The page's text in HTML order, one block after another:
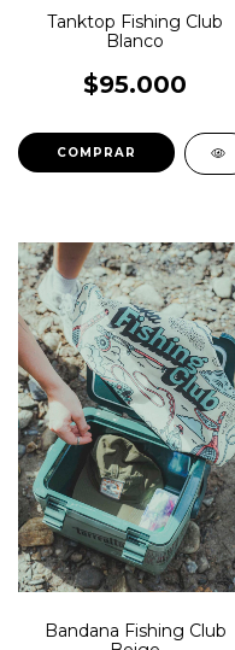
Tanktop Fishing Club
Blanco
$95.000
COMPRAR
Bandana Fishing Club